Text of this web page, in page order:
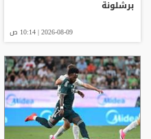
برشلونة
2026-08-09 | 10:14 ص